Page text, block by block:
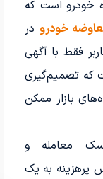
خودرو است که
خودرو در
فقط با آگهی
که تصمیم‌گیری
بازار ممکن
معامله و
پرهزینه به یک